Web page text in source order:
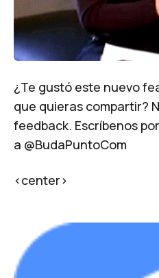
¿Te gustó este nuevo
que quieras compartir?
feedback. Escríbenos
a @BudaPuntoCom
<center>